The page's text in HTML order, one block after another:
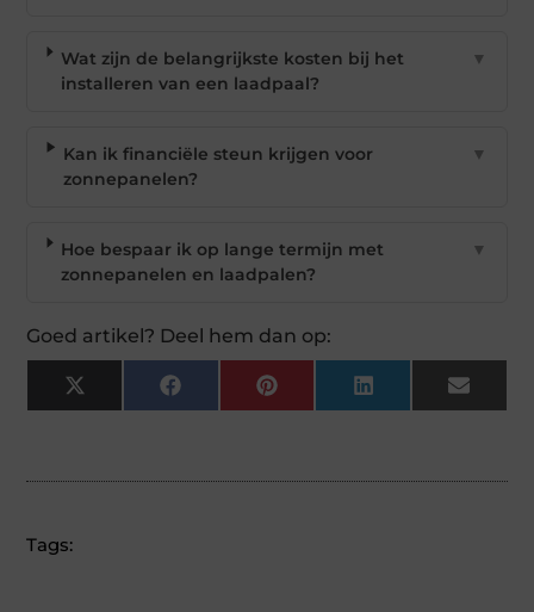
Wat zijn de belangrijkste kosten bij het
installeren van een laadpaal?
▼
Kan ik financiële steun krijgen voor
zonnepanelen?
▼
Hoe bespaar ik op lange termijn met
zonnepanelen en laadpalen?
▼
Goed artikel? Deel hem dan op:
X
(Twitter)
Facebook Pinterest LinkedIn Email
Tags: